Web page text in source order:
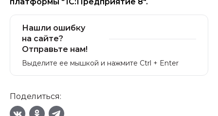
Нашли ошибку
на сайте?
Отправьте нам!
Выделите ее мышкой и нажмите Ctrl + Enter
Поделиться: